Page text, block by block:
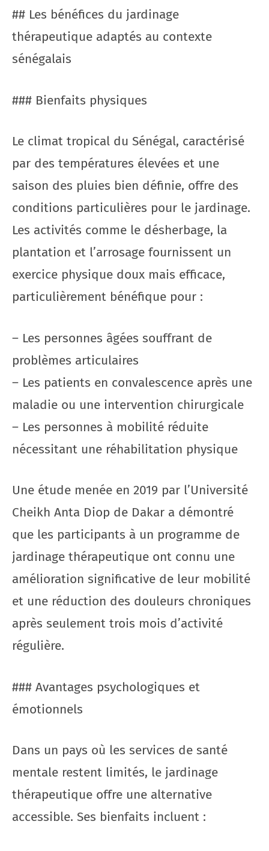
## Les bénéfices du jardinage
thérapeutique adaptés au contexte
sénégalais
### Bienfaits physiques
Le climat tropical du Sénégal, caractérisé
par des températures élevées et une
saison des pluies bien définie, offre des
conditions particulières pour le jardinage.
Les activités comme le désherbage, la
plantation et l’arrosage fournissent un
exercice physique doux mais efficace,
particulièrement bénéfique pour :
– Les personnes âgées souffrant de
problèmes articulaires
– Les patients en convalescence après une
maladie ou une intervention chirurgicale
– Les personnes à mobilité réduite
nécessitant une réhabilitation physique
Une étude menée en 2019 par l’Université
Cheikh Anta Diop de Dakar a démontré
que les participants à un programme de
jardinage thérapeutique ont connu une
amélioration significative de leur mobilité
et une réduction des douleurs chroniques
après seulement trois mois d’activité
régulière.
### Avantages psychologiques et
émotionnels
Dans un pays où les services de santé
mentale restent limités, le jardinage
thérapeutique offre une alternative
accessible. Ses bienfaits incluent :